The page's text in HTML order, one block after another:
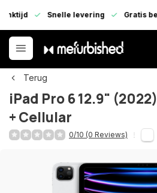
Snelle levering Gratis
Terug
iPad Pro 6 12.9"
+ Cellular
0/10 (0 Reviews)